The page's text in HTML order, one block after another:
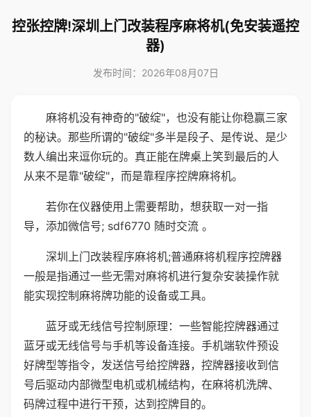
控张控牌!深圳上门改装程序麻将机(免安装遥控
器)
发布时间：2026年08月07日
麻将机没有神奇的"破绽"，也没有能让你稳赢三家
的秘诀。那些所谓的"破绽"多半是段子、是传说、是少
数人编出来逗你玩的。真正能在牌桌上笑到最后的人
从来不是靠"破绽"，而是靠程序控牌麻将机。
若你在仪器使用上需要帮助，想获取一对一指
导，添加微信号; sdf6770 随时交流 。
深圳上门改装程序麻将机;普通麻将机程序控牌器
一般是指通过一些无需对麻将机进行复杂安装操作就
能实现控制麻将牌功能的设备或工具。
蓝牙或无线信号控制原理：一些智能控牌器通过
蓝牙或无线信号与手机等设备连接。手机端软件预设
好牌型等指令，发送信号给控牌器，控牌器接收到信
号后驱动内部微型电机或机械结构，在麻将机洗牌、
码牌过程中进行干预，达到控牌目的。